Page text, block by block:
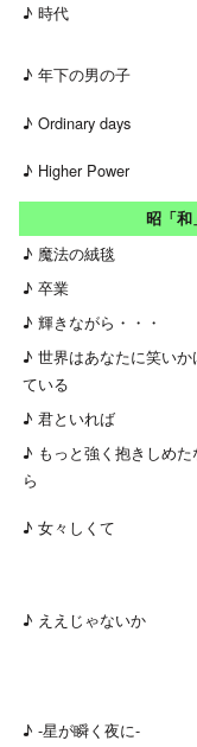
♪ 時代
♪ 年下の男の子
♪ Ordinary days
♪ Higher Power
昭「和
♪ 魔法の絨毯
♪ 卒業
♪ 輝きながら・・・
♪ 世界はあなたに笑いか
ている
♪ 君といれば
♪ もっと強く抱きしめた
ら
♪ 女々しくて
♪ ええじゃないか
♪ -星が瞬く夜に-